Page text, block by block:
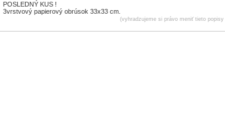
POSLEDNÝ KUS !
3vrstvový papierový obrúsok 33x33 cm.
(vyhradzujeme si právo meniť tieto